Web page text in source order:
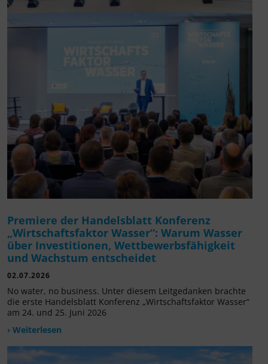
Premiere der Handelsblatt Konferenz
„Wirtschaftsfaktor Wasser“: Warum Wasser
über Investitionen, Wettbewerbsfähigkeit
und Wachstum entscheidet
02.07.2026
No water, no business. Unter diesem Leitgedanken brachte
die erste Handelsblatt Konferenz „Wirtschaftsfaktor Wasser“
am 24. und 25. Juni 2026
› Weiterlesen